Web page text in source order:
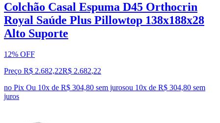
Colchão Casal Espuma D45 Orthocrin
Royal Saúde Plus Pillowtop 138x188x28
Alto Suporte
12% OFF
Preço R$ 2.682,22R$ 2.682,22
no Pix Ou 10x de R$ 304,80 sem jurosou 10x de R$ 304,80 sem
juros